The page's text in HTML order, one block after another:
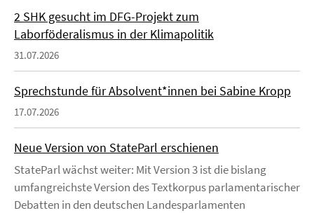
2 SHK gesucht im DFG-Projekt zum
Laborföderalismus in der Klimapolitik
31.07.2026
Sprechstunde für Absolvent*innen bei Sabine Kropp
17.07.2026
Neue Version von StateParl erschienen
StateParl wächst weiter: Mit Version 3 ist die bislang
umfangreichste Version des Textkorpus parlamentarischer
Debatten in den deutschen Landesparlamenten